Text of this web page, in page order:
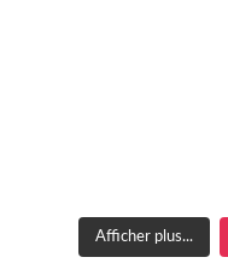
Afficher plus...